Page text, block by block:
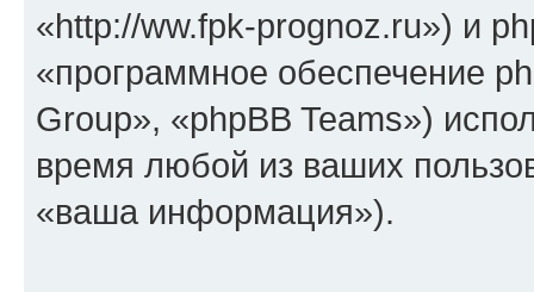
«http://ww.fpk-prognoz.ru») и
«программное обеспечение
Group», «phpBB Teams»)
время любой из ваших
«ваша информация»).